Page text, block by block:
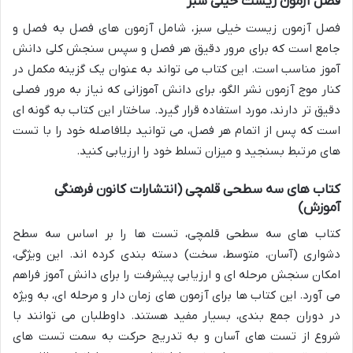
فصل آزمون زیست خیلی سبز، شامل آزمون های فصل به فصل و
جامع است که برای مرور دقیق هر فصل و سپس سنجش کلی دانش
آموز مناسب است. این کتاب می تواند به عنوان یک گزینه مکمل در
کنار موج آزمون نشر الگو، برای دانش آموزانی که نیاز به مرور فصلی
دقیق تر دارند، مورد استفاده قرار گیرد. ساختار این کتاب به گونه ای
است که پس از اتمام هر فصل، می توانید بلافاصله خود را با تست
های مرتبط بسنجید و میزان تسلط خود را ارزیابی کنید.
کتاب های سه سطحی قلمچی (انتشارات کانون فرهنگی
آموزش)
کتاب های سه سطحی قلمچی، تست ها را بر اساس سه سطح
دشواری (آسان، متوسط، سخت) دسته بندی کرده اند. این ویژگی،
امکان سنجش مرحله ای و ارزیابی پیشرفت را برای دانش آموز فراهم
می آورد. این کتاب ها برای آزمون های زمان دار و مرحله ای، به ویژه
در دوران جمع بندی، بسیار مفید هستند. داوطلبان می توانند با
شروع از تست های آسان و به تدریج حرکت به سمت تست های